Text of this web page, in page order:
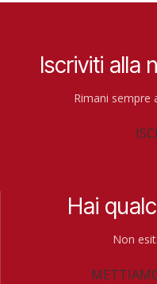
Iscriviti alla
Rimani sempre
Hai
Non